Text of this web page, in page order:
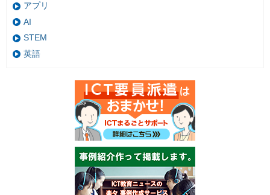
アプリ
AI
STEM
英語